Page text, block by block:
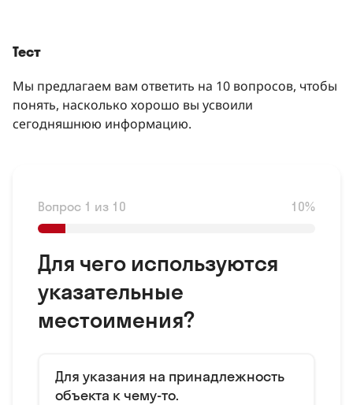
Тест
Мы предлагаем вам ответить на 10 вопросов, чтобы
понять, насколько хорошо вы усвоили
сегодняшнюю информацию.
Вопрос 1 из 10 10%
Для чего используются
указательные
местоимения?
Для указания на принадлежность
объекта к чему-то.